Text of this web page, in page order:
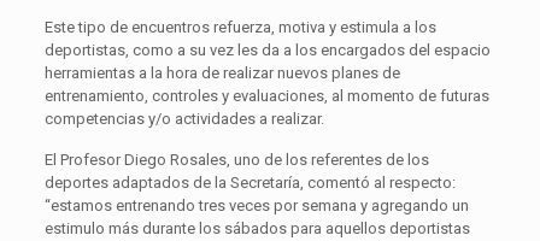
Este tipo de encuentros refuerza, motiva y estimula a los
deportistas, como a su vez les da a los encargados del espacio
herramientas a la hora de realizar nuevos planes de
entrenamiento, controles y evaluaciones, al momento de futuras
competencias y/o actividades a realizar.
El Profesor Diego Rosales, uno de los referentes de los
deportes adaptados de la Secretaría, comentó al respecto:
“estamos entrenando tres veces por semana y agregando un
estimulo más durante los sábados para aquellos deportistas